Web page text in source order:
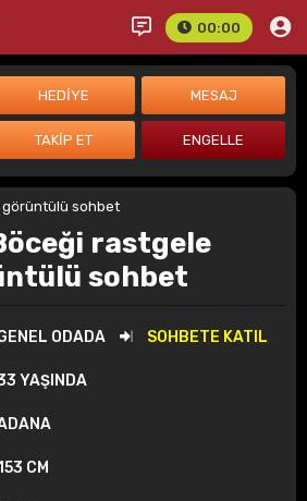
00:00
rastgele
sohbet
ODADA SOHBETE KATIL
YAŞINDA
CM